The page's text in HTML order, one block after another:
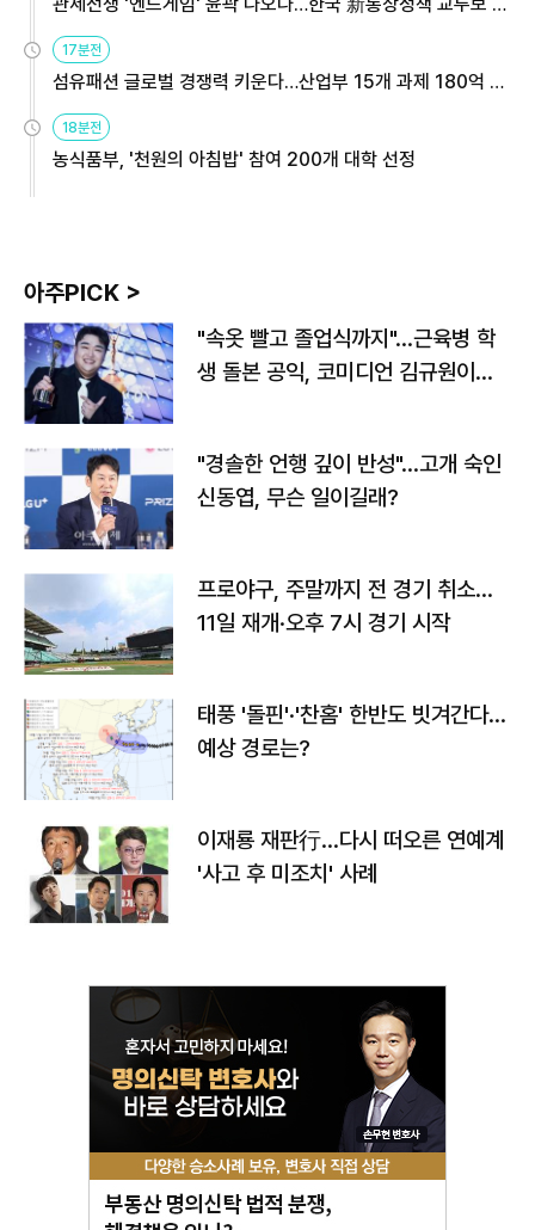
관세전쟁 '엔드게임' 윤곽 나오나…한국 新통상정책 교두보 활
용해야
17분전
섬유패션 글로벌 경쟁력 키운다…산업부 15개 과제 180억 지
원
18분전
농식품부, '천원의 아침밥' 참여 200개 대학 선정
아주PICK >
"속옷 빨고 졸업식까지"…근육병 학
생 돌본 공익, 코미디언 김규원이었
"경솔한 언행 깊이 반성"…고개 숙인
신동엽, 무슨 일이길래?
프로야구, 주말까지 전 경기 취소…
11일 재개·오후 7시 경기 시작
태풍 '돌핀'·'찬홈' 한반도 빗겨간다…
예상 경로는?
이재룡 재판行…다시 떠오른 연예계
'사고 후 미조치' 사례